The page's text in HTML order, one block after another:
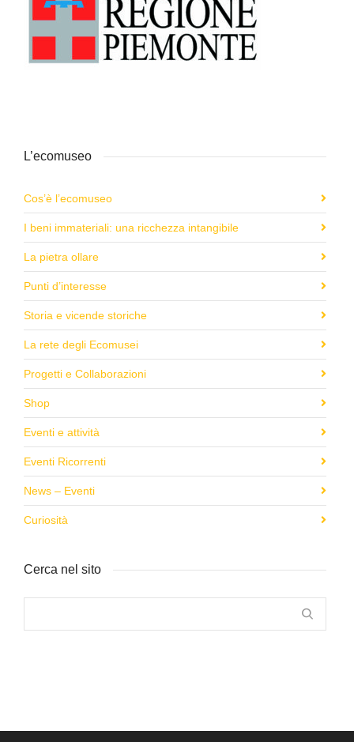
L’ecomuseo
Cos’è l’ecomuseo
I beni immateriali: una ricchezza intangibile
La pietra ollare
Punti d’interesse
Storia e vicende storiche
La rete degli Ecomusei
Progetti e Collaborazioni
Shop
Eventi e attività
Eventi Ricorrenti
News – Eventi
Curiosità
Cerca nel sito